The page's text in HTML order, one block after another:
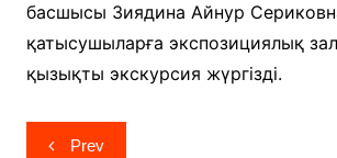
басшысы Зиядина Айнур
қатысушыларға экспозициялық
қызықты экскурсия жүргізді.
Навигация
Prev